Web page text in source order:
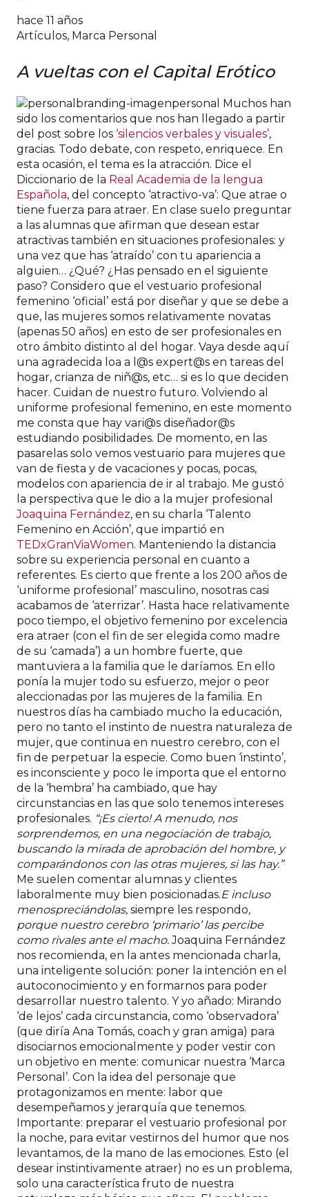
hace 11 años
Artículos, Marca Personal
A vueltas con el Capital Erótico
Muchos han
sido los comentarios que nos han llegado a partir
del post sobre los ‘silencios verbales y visuales’,
gracias. Todo debate, con respeto, enriquece. En
esta ocasión, el tema es la atracción. Dice el
Diccionario de la Real Academia de la lengua
Española, del concepto ‘atractivo-va’: Que atrae o
tiene fuerza para atraer. En clase suelo preguntar
a las alumnas que afirman que desean estar
atractivas también en situaciones profesionales: y
una vez que has ‘atraído’ con tu apariencia a
alguien… ¿Qué? ¿Has pensado en el siguiente
paso? Considero que el vestuario profesional
femenino ‘oficial’ está por diseñar y que se debe a
que, las mujeres somos relativamente novatas
(apenas 50 años) en esto de ser profesionales en
otro ámbito distinto al del hogar. Vaya desde aquí
una agradecida loa a l@s expert@s en tareas del
hogar, crianza de niñ@s, etc… si es lo que deciden
hacer. Cuidan de nuestro futuro. Volviendo al
uniforme profesional femenino, en este momento
me consta que hay vari@s diseñador@s
estudiando posibilidades. De momento, en las
pasarelas solo vemos vestuario para mujeres que
van de fiesta y de vacaciones y pocas, pocas,
modelos con apariencia de ir al trabajo. Me gustó
la perspectiva que le dio a la mujer profesional
Joaquina Fernández, en su charla ‘Talento
Femenino en Acción’, que impartió en
TEDxGranViaWomen. Manteniendo la distancia
sobre su experiencia personal en cuanto a
referentes. Es cierto que frente a los 200 años de
‘uniforme profesional’ masculino, nosotras casi
acabamos de ‘aterrizar’. Hasta hace relativamente
poco tiempo, el objetivo femenino por excelencia
era atraer (con el fin de ser elegida como madre
de su ‘camada’) a un hombre fuerte, que
mantuviera a la familia que le daríamos. En ello
ponía la mujer todo su esfuerzo, mejor o peor
aleccionadas por las mujeres de la familia. En
nuestros días ha cambiado mucho la educación,
pero no tanto el instinto de nuestra naturaleza de
mujer, que continua en nuestro cerebro, con el
fin de perpetuar la especie. Como buen ‘instinto’,
es inconsciente y poco le importa que el entorno
de la ‘hembra’ ha cambiado, que hay
circunstancias en las que solo tenemos intereses
profesionales. “¡Es cierto! A menudo, nos
sorprendemos, en una negociación de trabajo,
buscando la mirada de aprobación del hombre, y
comparándonos con las otras mujeres, si las hay.”
Me suelen comentar alumnas y clientes
laboralmente muy bien posicionadas.E incluso
menospreciándolas, siempre les respondo,
porque nuestro cerebro ‘primario’ las percibe
como rivales ante el macho.Joaquina Fernández
nos recomienda, en la antes mencionada charla,
una inteligente solución: poner la intención en el
autoconocimiento y en formarnos para poder
desarrollar nuestro talento. Y yo añado: Mirando
‘de lejos’ cada circunstancia, como ‘observadora’
(que diría Ana Tomás, coach y gran amiga) para
disociarnos emocionalmente y poder vestir con
un objetivo en mente: comunicar nuestra ‘Marca
Personal’. Con la idea del personaje que
protagonizamos en mente: labor que
desempeñamos y jerarquía que tenemos.
Importante: preparar el vestuario profesional por
la noche, para evitar vestirnos del humor que nos
levantamos, de la mano de las emociones. Esto (el
desear instintivamente atraer) no es un problema,
solo una característica fruto de nuestra